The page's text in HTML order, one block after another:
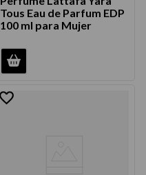
Tous Eau de Parfum EDP
100 ml para Mujer